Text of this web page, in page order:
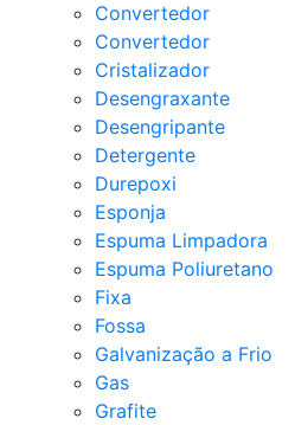
Convertedor
Convertedor
Cristalizador
Desengraxante
Desengripante
Detergente
Durepoxi
Esponja
Espuma Limpadora
Espuma Poliuretano
Fixa
Fossa
Galvanização a Frio
Gas
Grafite